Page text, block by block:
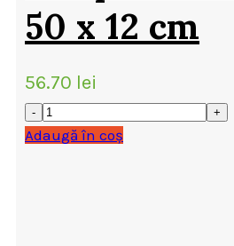
50 x 12 cm
56.70 lei
Adaugă în coș